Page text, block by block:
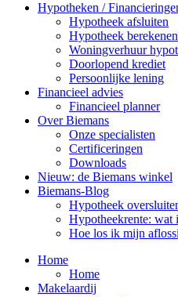
Hypotheken /
Hypotheek afsluiten
Hypotheek berekenen
Woningverhuur
Doorlopend krediet
Persoonlijke lening
Financieel advies
Financieel planner
Over Biemans
Onze specialisten
Certificeringen
Downloads
Nieuw: de Biemans winkel
Biemans-Blog
Hypotheek
Hypotheekrente: wat
Hoe los ik mijn
Home
Home
Makelaardij